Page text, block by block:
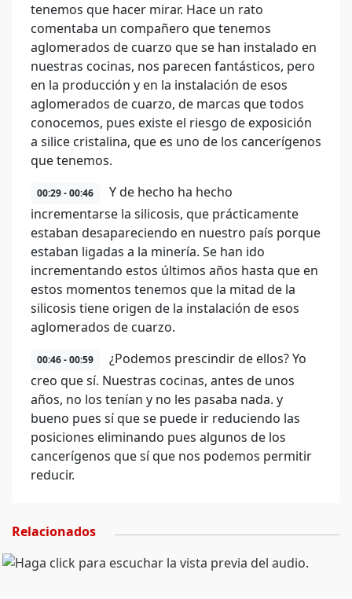
tenemos que hacer mirar. Hace un rato
comentaba un compañero que tenemos
aglomerados de cuarzo que se han instalado en
nuestras cocinas, nos parecen fantásticos, pero
en la producción y en la instalación de esos
aglomerados de cuarzo, de marcas que todos
conocemos, pues existe el riesgo de exposición
a silice cristalina, que es uno de los cancerígenos
que tenemos.
00:29 - 00:46
Y de hecho ha hecho
incrementarse la silicosis, que prácticamente
estaban desapareciendo en nuestro país porque
estaban ligadas a la minería. Se han ido
incrementando estos últimos años hasta que en
estos momentos tenemos que la mitad de la
silicosis tiene origen de la instalación de esos
aglomerados de cuarzo.
00:46 - 00:59
¿Podemos prescindir de ellos? Yo
creo que sí. Nuestras cocinas, antes de unos
años, no los tenían y no les pasaba nada. y
bueno pues sí que se puede ir reduciendo las
posiciones eliminando pues algunos de los
cancerígenos que sí que nos podemos permitir
reducir.
Relacionados